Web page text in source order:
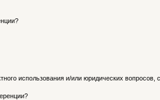
использования и/или юридических вопросов,